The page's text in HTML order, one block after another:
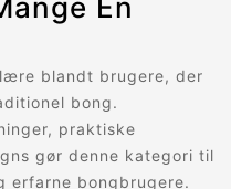
En
blandt brugere, der
bong.
praktiske
gør denne kategori til
erfarne bongbrugere.